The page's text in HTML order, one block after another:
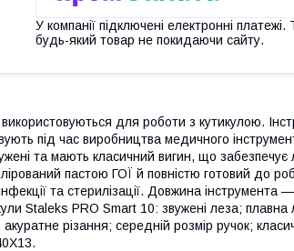
У компанії підключені електронні
будь-який товар не покидаючи сайту.
для роботи з кутикулою.
під час виробництва медичного
та мають класичний вигин, що забезпечує
пастою ГОЇ й повністю готовий до
та стерилізації. Довжина
Staleks PRO Smart 10: звужені леза; плавна
різання; середній розмір ручок;